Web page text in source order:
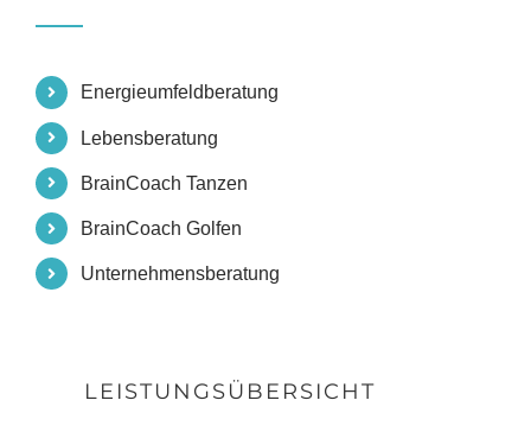
Energieumfeldberatung
Lebensberatung
BrainCoach Tanzen
BrainCoach Golfen
Unternehmensberatung
LEISTUNGSÜBERSICHT